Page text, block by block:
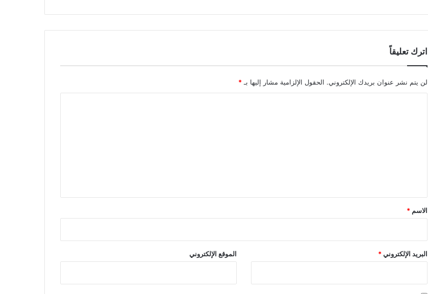
اترك تعليقاً
لن يتم نشر عنوان بريدك الإلكتروني. الحقول الإلزامية مشار إليها بـ*
*
الاسم *
البريد الإلكتروني* الموقع الإلكتروني